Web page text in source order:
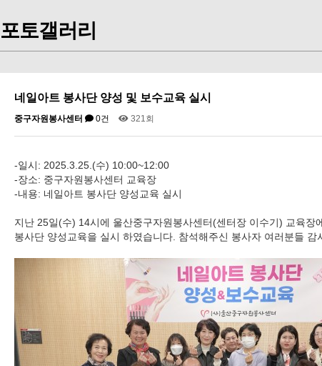
포토갤러리
네일아트 봉사단 양성 및 보수교육 실시
중구자원봉사센터 0건 321회
-일시: 2025.3.25.(수) 10:00~12:00
-장소: 중구자원봉사센터 교육장
-내용: 네일아트 봉사단 양성교육 실시
지난 25일(수) 14시에 울산중구자원봉사센터(센터장 이수기) 교육
봉사단 양성교육을 실시 하였습니다. 참석해주신 봉사자 여러분들 감